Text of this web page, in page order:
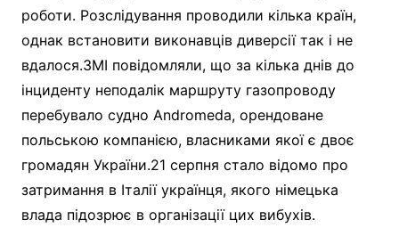
роботи. Розслідування проводили кілька країн,
однак встановити виконавців диверсії так і не
вдалося.ЗМІ повідомляли, що за кілька днів до
інциденту неподалік маршруту газопроводу
перебувало судно Andromeda, орендоване
польською компанією, власниками якої є двоє
громадян України.21 серпня стало відомо про
затримання в Італії українця, якого німецька
влада підозрює в організації цих вибухів.